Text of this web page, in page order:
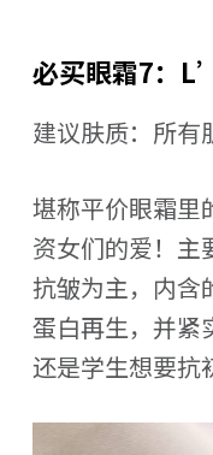
必买眼霜7：
建议肤质：所有
堪称平价眼霜里
资女们的爱！主
抗皱为主，内含
蛋白再生，并紧
还是学生想要抗